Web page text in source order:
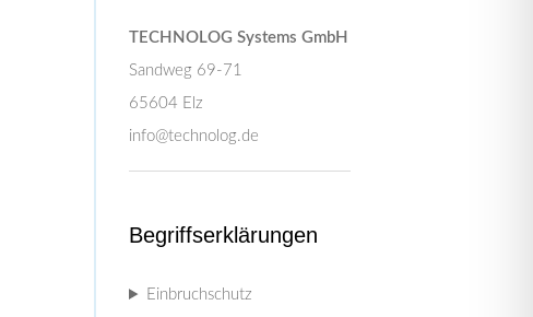
TECHNOLOG Systems GmbH
Sandweg 69-71
65604 Elz
info@technolog.de
Begriffserklärungen
Einbruchschutz